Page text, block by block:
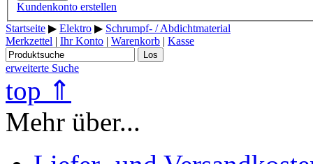
Kundenkonto erstellen
Startseite ▶ Elektro ▶ Schrumpf- / Abdichtmaterial
Merkzettel | Ihr Konto | Warenkorb | Kasse
Los
erweiterte Suche
top ⇑
Mehr über...